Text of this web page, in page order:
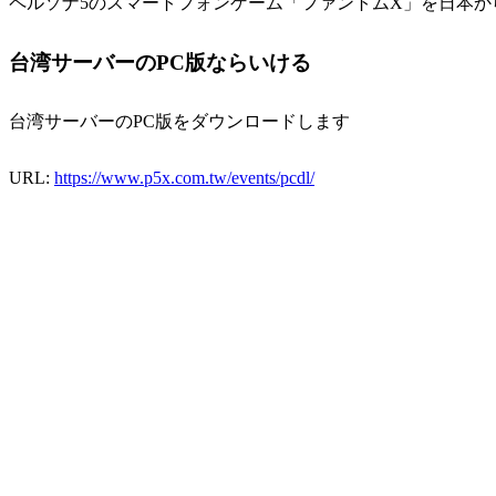
台湾サーバーのPC版ならいける
台湾サーバーのPC版をダウンロードします
URL: https://www.p5x.com.tw/events/pcdl/